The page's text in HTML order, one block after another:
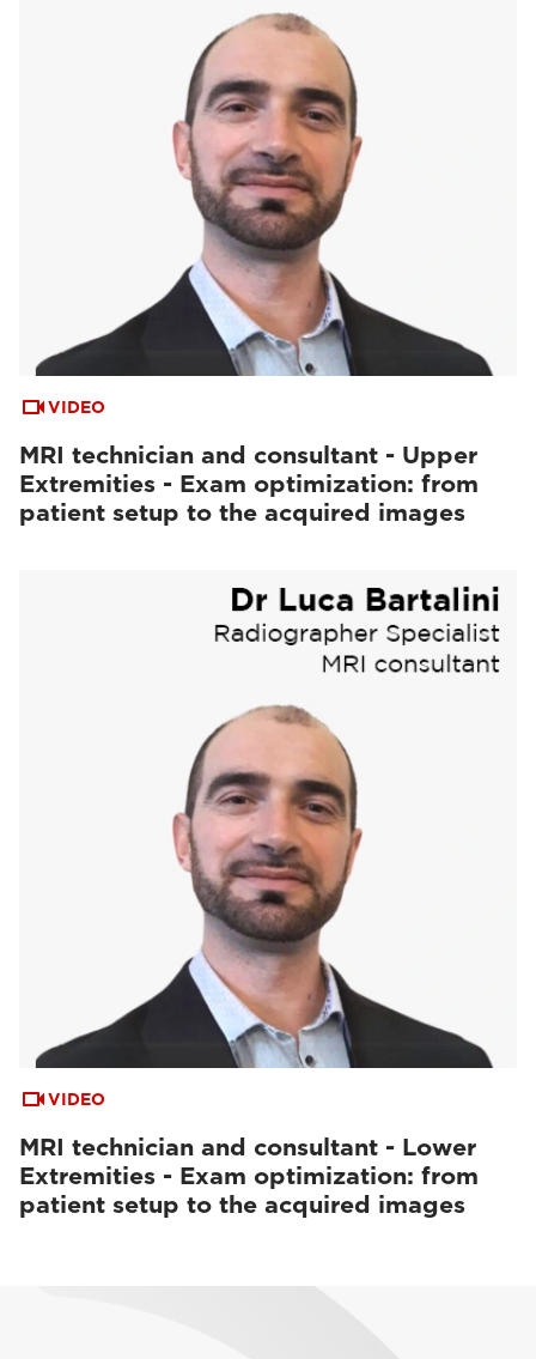
VIDEO
MRI technician and consultant - Upper
Extremities - Exam optimization: from
patient setup to the acquired images
VIDEO
MRI technician and consultant - Lower
Extremities - Exam optimization: from
patient setup to the acquired images